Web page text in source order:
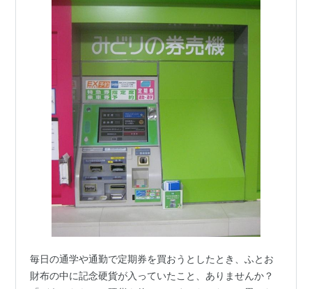
毎日の通学や通勤で定期券を買おうとしたとき、ふとお
財布の中に記念硬貨が入っていたこと、ありませんか？